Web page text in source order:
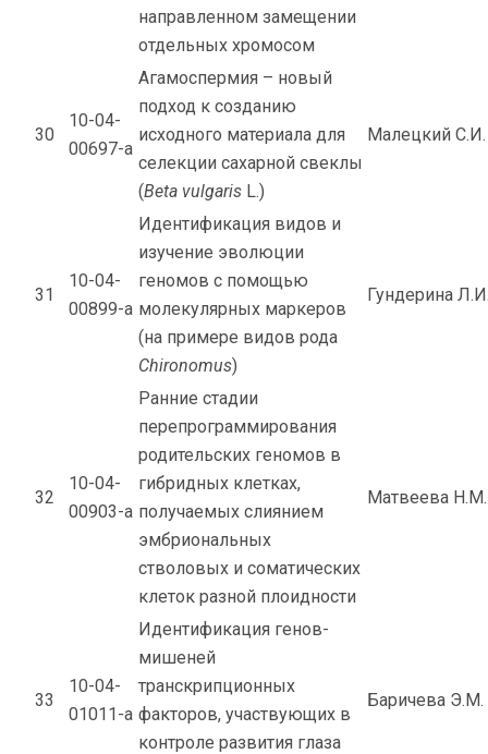
направленном замещении
отдельных хромосом
30
10-04-
00697-а
Агамоспермия – новый
подход к созданию
исходного материала для
селекции сахарной свеклы
(Beta vulgaris L.)
Малецкий С.И.
31
10-04-
00899-а
Идентификация видов и
изучение эволюции
геномов с помощью
молекулярных маркеров
(на примере видов рода
Chironomus)
Гундерина
32
10-04-
00903-а
Ранние стадии
перепрограммирования
родительских геномов в
гибридных клетках,
получаемых слиянием
эмбриональных
стволовых и соматических
клеток разной плоидности
Матвеева Н.М.
33
10-04-
01011-а
Идентификация генов-
мишеней
транскрипционных
факторов, участвующих в
контроле развития глаза
Баричева Э.М.